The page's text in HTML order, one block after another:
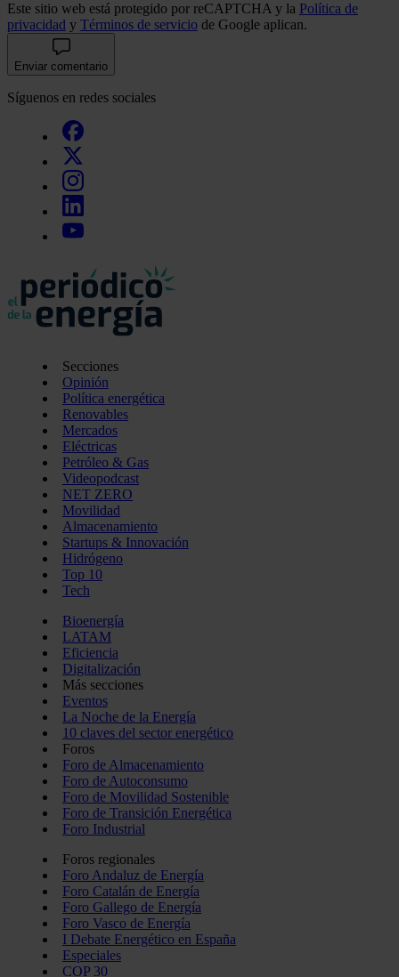
Este sitio web está protegido por reCAPTCHA y la Política de
privacidad y Términos de servicio de Google aplican.
Enviar comentario
Síguenos en redes sociales
Secciones
Opinión
Política energética
Renovables
Mercados
Eléctricas
Petróleo & Gas
Videopodcast
NET ZERO
Movilidad
Almacenamiento
Startups & Innovación
Hidrógeno
Top 10
Tech
Bioenergía
LATAM
Eficiencia
Digitalización
Más secciones
Eventos
La Noche de la Energía
10 claves del sector energético
Foros
Foro de Almacenamiento
Foro de Autoconsumo
Foro de Movilidad Sostenible
Foro de Transición Energética
Foro Industrial
Foros regionales
Foro Andaluz de Energía
Foro Catalán de Energía
Foro Gallego de Energía
Foro Vasco de Energía
I Debate Energético en España
Especiales
COP 30